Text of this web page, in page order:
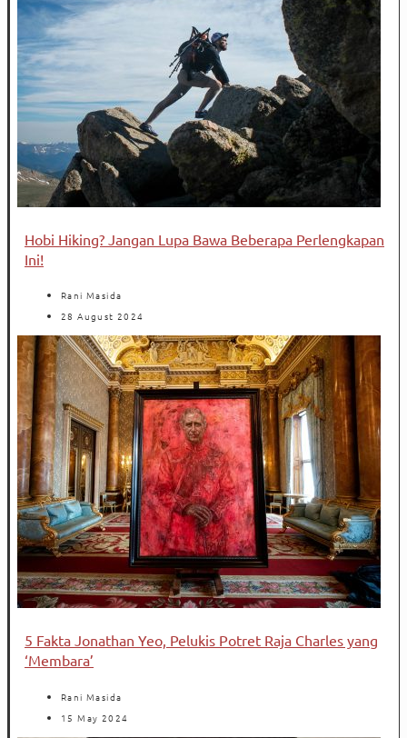
Hobi Hiking? Jangan Lupa Bawa Beberapa Perlengkapan
Ini!
Rani Masida
28 August 2024
5 Fakta Jonathan Yeo, Pelukis Potret Raja Charles yang
‘Membara’
Rani Masida
15 May 2024